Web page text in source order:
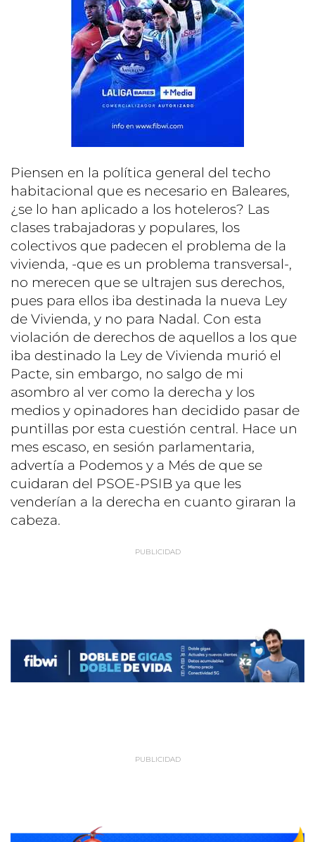
Piensen en la política general del techo
habitacional que es necesario en Baleares,
¿se lo han aplicado a los hoteleros? Las
clases trabajadoras y populares, los
colectivos que padecen el problema de la
vivienda, -que es un problema transversal-,
no merecen que se ultrajen sus derechos,
pues para ellos iba destinada la nueva Ley
de Vivienda, y no para Nadal. Con esta
violación de derechos de aquellos a los que
iba destinado la Ley de Vivienda murió el
Pacte, sin embargo, no salgo de mi
asombro al ver como la derecha y los
medios y opinadores han decidido pasar de
puntillas por esta cuestión central. Hace un
mes escaso, en sesión parlamentaria,
advertía a Podemos y a Més de que se
cuidaran del PSOE-PSIB ya que les
venderían a la derecha en cuanto giraran la
cabeza.